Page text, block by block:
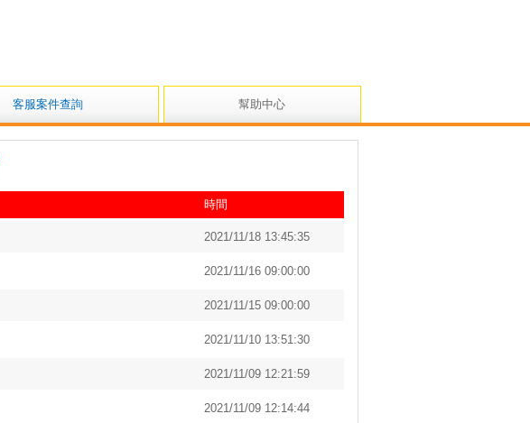
客服案件查詢 幫助中心
時間
2021/11/18 13:45:35
2021/11/16 09:00:00
2021/11/15 09:00:00
2021/11/10 13:51:30
2021/11/09 12:21:59
2021/11/09 12:14:44